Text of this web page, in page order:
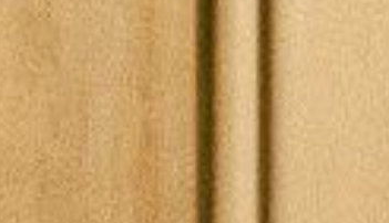
Universidad de los Andes | Vigilada Mineducación. Reconocimiento
[+57] (601) 339 4949
Historia del Arte